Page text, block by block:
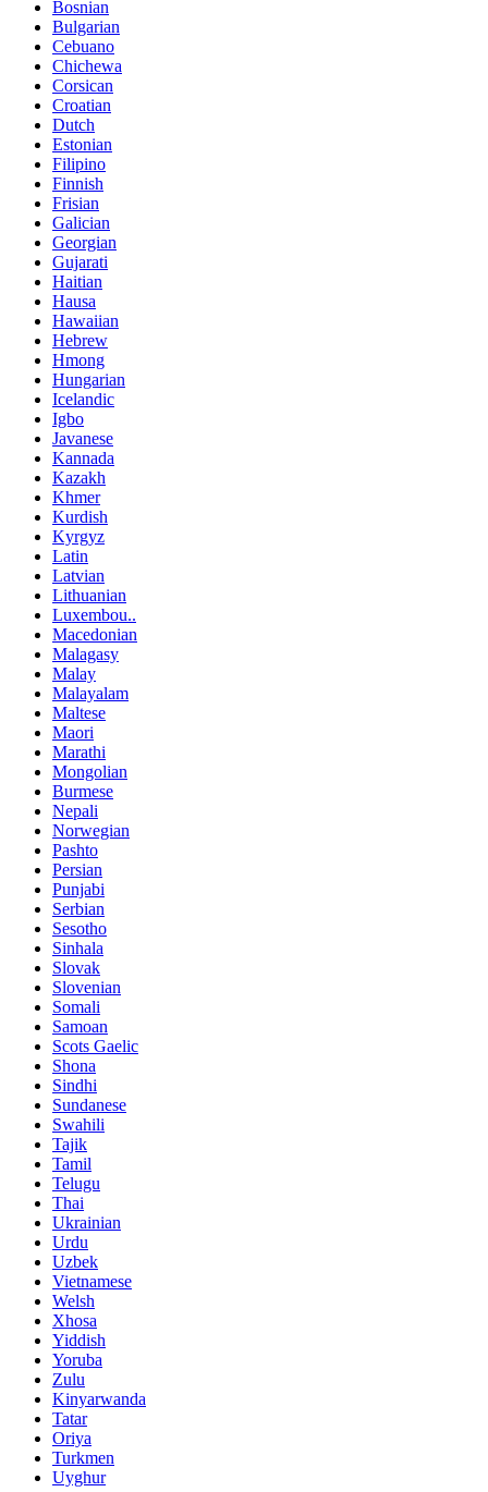
Bosnian
Bulgarian
Cebuano
Chichewa
Corsican
Croatian
Dutch
Estonian
Filipino
Finnish
Frisian
Galician
Georgian
Gujarati
Haitian
Hausa
Hawaiian
Hebrew
Hmong
Hungarian
Icelandic
Igbo
Javanese
Kannada
Kazakh
Khmer
Kurdish
Kyrgyz
Latin
Latvian
Lithuanian
Luxembou..
Macedonian
Malagasy
Malay
Malayalam
Maltese
Maori
Marathi
Mongolian
Burmese
Nepali
Norwegian
Pashto
Persian
Punjabi
Serbian
Sesotho
Sinhala
Slovak
Slovenian
Somali
Samoan
Scots Gaelic
Shona
Sindhi
Sundanese
Swahili
Tajik
Tamil
Telugu
Thai
Ukrainian
Urdu
Uzbek
Vietnamese
Welsh
Xhosa
Yiddish
Yoruba
Zulu
Kinyarwanda
Tatar
Oriya
Turkmen
Uyghur